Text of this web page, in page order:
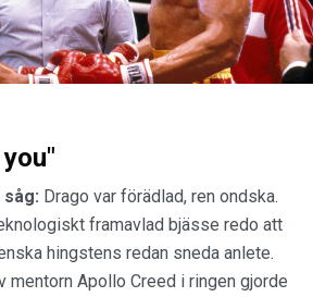
såg: Drago var förädlad, ren ondska.
framavlad bjässe redo att
hingstens redan sneda anlete.
mentorn Apollo Creed i ringen gjorde